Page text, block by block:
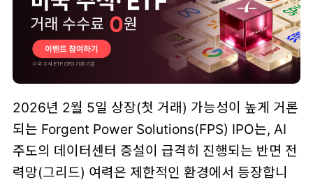
2026년 2월 5일 상장(첫 거래) 가능성이 높게 거론
되는 Forgent Power Solutions(FPS) IPO는, AI
주도의 데이터센터 증설이 급격히 진행되는 반면 전
력망(그리드) 여력은 제한적인 환경에서 등장합니